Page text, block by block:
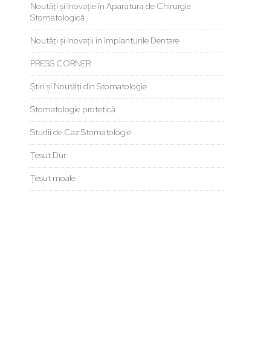
Noutăți și Inovație în Aparatura de Chirurgie
Stomatologică
Noutăți și Inovații în Implanturile Dentare
PRESS CORNER
Știri și Noutăți din Stomatologie
Stomatologie protetică
Studii de Caz Stomatologie
Țesut Dur
Țesut moale